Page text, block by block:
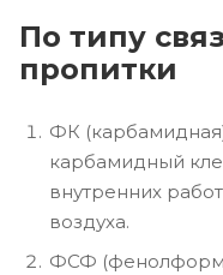
По типу
пропитки
ФК
карбамидный
внутренних
воздуха.
ФСФ